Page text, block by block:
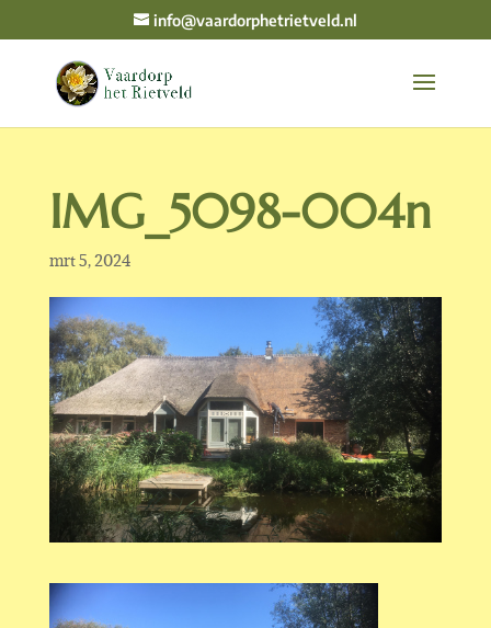
info@vaardorphetrietveld.nl
IMG_5098-004n
mrt 5, 2024